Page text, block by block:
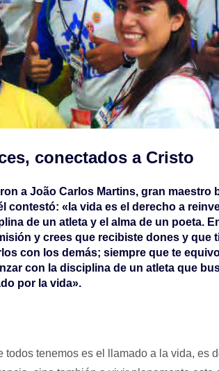
conectados a Cristo
a João Carlos Martins, gran maestro
contestó: «la vida es el derecho a
de un atleta y el alma de un poeta.
y crees que recibiste dones y que
con los demás; siempre que te
con la disciplina de un atleta que
por la vida».
tenemos es el llamado a la vida, es
XVIII Domingo ordinario.